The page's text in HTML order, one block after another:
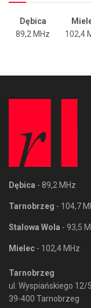
Dębica
89,2 MHz
102,4
Dębica - 89,2 MHz
Tarnobrzeg - 104,7
Stalowa Wola - 93,5
Mielec - 102,4 MHz
Tarnobrzeg
ul. Wyspiańskiego 12/5
39-400 Tarnobrzeg